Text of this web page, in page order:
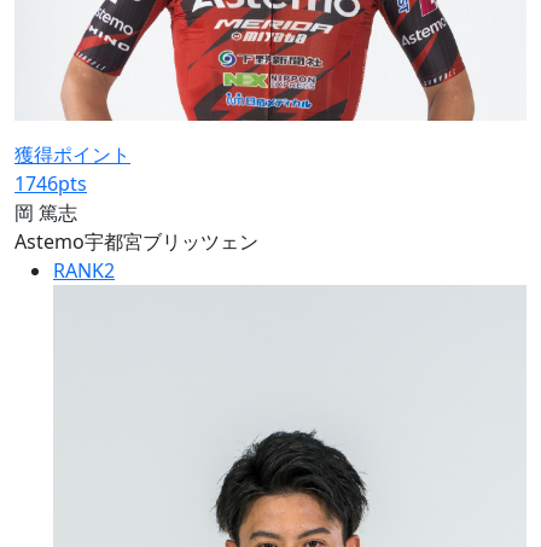
獲得ポイント
1746pts
岡 篤志
Astemo宇都宮ブリッツェン
RANK2